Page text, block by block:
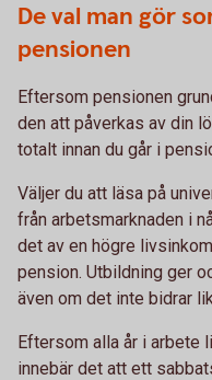
De val man gör
pensionen
Eftersom pensionen
den att påverkas av din
totalt innan du går i
Väljer du att läsa på
från arbetsmarknaden i
det av en högre
pension. Utbildning ger
även om det inte bidrar
Eftersom alla år i arbete
innebär det att ett